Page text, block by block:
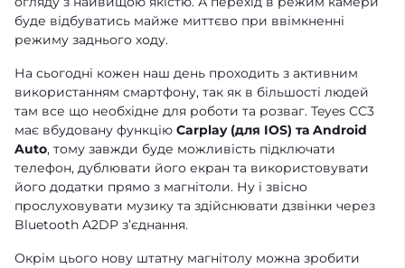
буде відбуватись майже миттєво при ввімкненні
режиму заднього ходу.
На сьогодні кожен наш день проходить з активним
використанням смартфону, так як в більшості людей
там все що необхідне для роботи та розваг. Teyes CC3
має вбудовану функцію Carplay (для IOS) та Android
Auto, тому завжди буде можливість підключати
телефон, дублювати його екран та використовувати
його додатки прямо з магнітоли. Ну і звісно
прослуховувати музику та здійснювати дзвінки через
Bluetooth A2DP зʼєднання.
Окрім цього нову штатну магнітолу можна зробити